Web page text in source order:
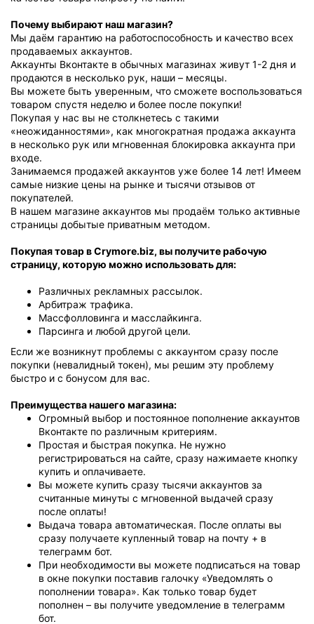
Почему выбирают наш магазин?
Мы даём гарантию на работоспособность и качество всех
продаваемых аккаунтов.
Аккаунты Вконтакте в обычных магазинах живут 1-2 дня и
продаются в несколько рук, наши – месяцы.
Вы можете быть уверенным, что сможете воспользоваться
товаром спустя неделю и более после покупки!
Покупая у нас вы не столкнетесь с такими
«неожиданностями», как многократная продажа аккаунта
в несколько рук или мгновенная блокировка аккаунта при
входе.
Занимаемся продажей аккаунтов уже более 14 лет! Имеем
самые низкие цены на рынке и тысячи отзывов от
покупателей.
В нашем магазине аккаунтов мы продаём только активные
страницы добытые приватным методом.
Покупая товар в Crymore.biz, вы получите рабочую
страницу, которую можно использовать для:
Различных рекламных рассылок.
Арбитраж трафика.
Массфолловинга и масслайкинга.
Парсинга и любой другой цели.
Если же возникнут проблемы с аккаунтом сразу после
покупки (невалидный токен), мы решим эту проблему
быстро и с бонусом для вас.
Преимущества нашего магазина:
Огромный выбор и постоянное пополнение аккаунтов
Вконтакте по различным критериям.
Простая и быстрая покупка. Не нужно
регистрироваться на сайте, сразу нажимаете кнопку
купить и оплачиваете.
Вы можете купить сразу тысячи аккаунтов за
считанные минуты с мгновенной выдачей сразу
после оплаты!
Выдача товара автоматическая. После оплаты вы
сразу получаете купленный товар на почту + в
телеграмм бот.
При необходимости вы можете подписаться на товар
в окне покупки поставив галочку «Уведомлять о
пополнении товара». Как только товар будет
пополнен – вы получите уведомление в телеграмм
бот.